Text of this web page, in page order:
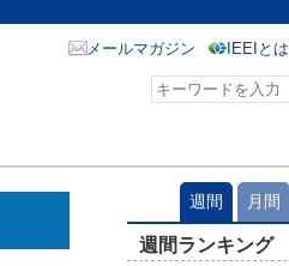
メールマガジン IEEIとは
週間 月間
週間ランキング